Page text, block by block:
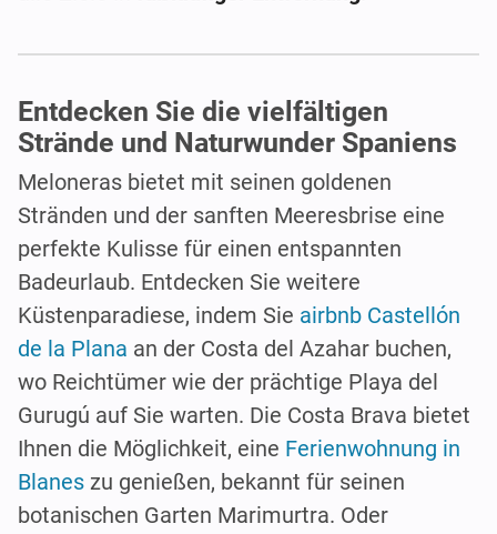
Entdecken Sie die vielfältigen
Strände und Naturwunder Spaniens
Meloneras bietet mit seinen goldenen
Stränden und der sanften Meeresbrise eine
perfekte Kulisse für einen entspannten
Badeurlaub. Entdecken Sie weitere
Küstenparadiese, indem Sie airbnb Castellón
de la Plana an der Costa del Azahar buchen,
wo Reichtümer wie der prächtige Playa del
Gurugú auf Sie warten. Die Costa Brava bietet
Ihnen die Möglichkeit, eine Ferienwohnung in
Blanes zu genießen, bekannt für seinen
botanischen Garten Marimurtra. Oder